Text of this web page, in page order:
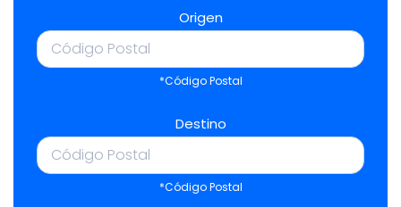
Origen
*Código Postal
Destino
*Código Postal